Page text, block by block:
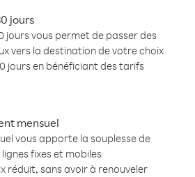
jours
jours vous permet de passer des
vers la destination de votre choix
jours en bénéficiant des tarifs
mensuel
vous apporte la souplesse de
fixes et mobiles
réduit, sans avoir à renouveler